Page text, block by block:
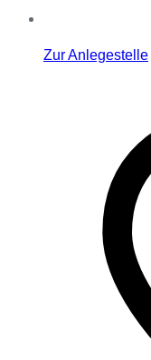
Zur Anlegestelle